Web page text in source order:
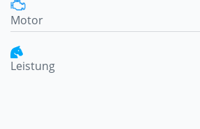
Motor
Leistung